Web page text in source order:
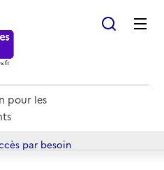
pour les
par besoin